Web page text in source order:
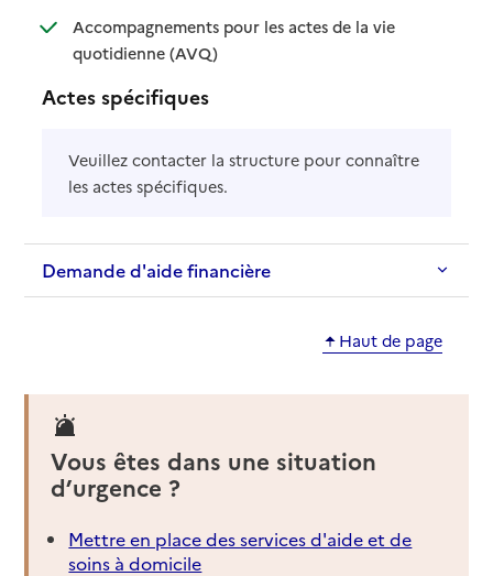
Accompagnements pour les actes de la vie
quotidienne (AVQ): disponible
: non disponible
Actes spécifiques
Veuillez contacter la structure pour connaître
les actes spécifiques.
Demande d'aide financière
Haut de page
Vous êtes dans une situation
d’urgence ?
Mettre en place des services d'aide et de
soins à domicile